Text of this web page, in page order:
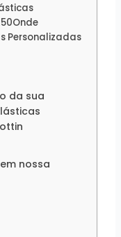
Personalizadas
da sua
nossa